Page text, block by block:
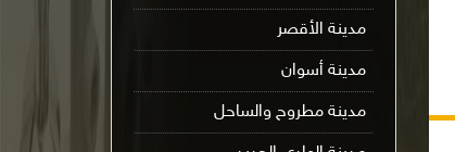
مدينة الأقصر
مدينة أسوان
مدينة مطروح والساحل